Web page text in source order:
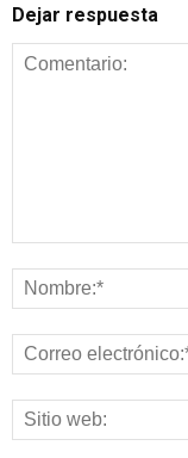
Dejar respuesta